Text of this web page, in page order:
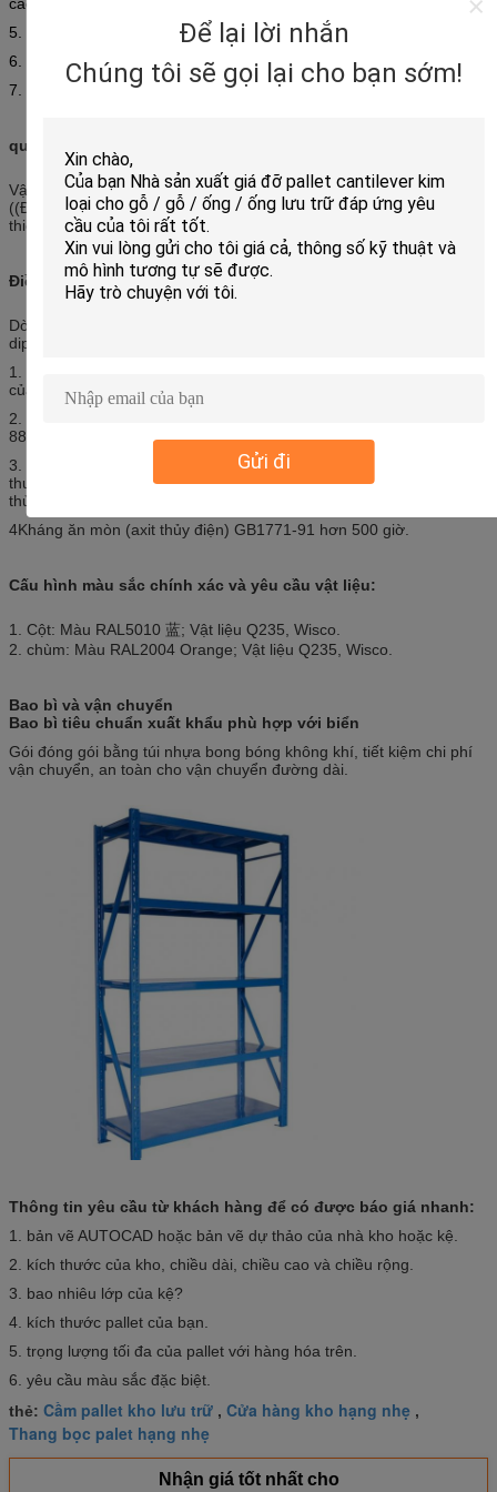
Để lại lời nhắn
Chúng tôi sẽ gọi lại cho bạn sớm!
Gửi đi
5. Lắp và thả bằng tay
6. Nạp tải 100-200kg mỗi cấp độ
7. Bột phủ kết thúc và màu sắc khác nhau có sẵn
quy trình sản xuất
Vật liệu thô ((Wisco)→Lọc lạnh→Dài cố định→Đánh đấm
((Đào)→Cửa thẳng→Nhiệm bột bề mặt→Nắm gói→Sản phẩm hoàn
thiện
Điều trị bề mặt:
Dòng chảy quy trình:Vật liệu thô→Unoil→Rust removal→Pre-
dips→Phosphating→Drying→Powder coating→Curing→Packing
1. Điều trị bề mặt kệ bằng cách sử dụng quá trình phun điện tĩnh
của epoxy, lớp phủ bột 60 ~ 80 micron
2. Điện tĩnh bột phun độ dính 0 trong yêu cầu tiêu chuẩn GB92865-
88.
3. độ cứng ((kháng mòn) như 100 lần cao hơn so với sơn mài thông
thường, đạt được GB6739 các yêu cầu tiêu chuẩn 2h - 86, cụ thể là
thử nghiệm bút chì 2h không bị trầy xước.
4Kháng ăn mòn (axit thủy điện) GB1771-91 hơn 500 giờ.
Cấu hình màu sắc chính xác và yêu cầu vật liệu:
1. Cột: Màu RAL5010 蓝; Vật liệu Q235, Wisco.
2. chùm: Màu RAL2004 Orange; Vật liệu Q235, Wisco.
Bao bì và vận chuyển
Bao bì tiêu chuẩn xuất khẩu phù hợp với biển
Gói đóng gói bằng túi nhựa bong bóng không khí, tiết kiệm chi phí
vận chuyển, an toàn cho vận chuyển đường dài.
Thông tin yêu cầu từ khách hàng để có được báo giá nhanh:
1. bản vẽ AUTOCAD hoặc bản vẽ dự thảo của nhà kho hoặc kệ.
2. kích thước của kho, chiều dài, chiều cao và chiều rộng.
3. bao nhiêu lớp của kệ?
4. kích thước pallet của bạn.
5. trọng lượng tối đa của pallet với hàng hóa trên.
6. yêu cầu màu sắc đặc biệt.
thẻ: Cầm pallet kho lưu trữ , Cửa hàng kho hạng nhẹ ,
Thang bọc palet hạng nhẹ
Nhận giá tốt nhất cho